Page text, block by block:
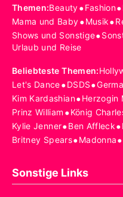
Themen:Beauty•Fashion•
Mama und Baby•Musik•
Shows und Sonstige•
Urlaub und Reise
Beliebteste Themen:
Let's Dance•DSDS•
Kim Kardashian•Herzogin
Prinz William •König
Kylie Jenner•Ben Affleck•
Britney Spears•Madonna•
Sonstige Links